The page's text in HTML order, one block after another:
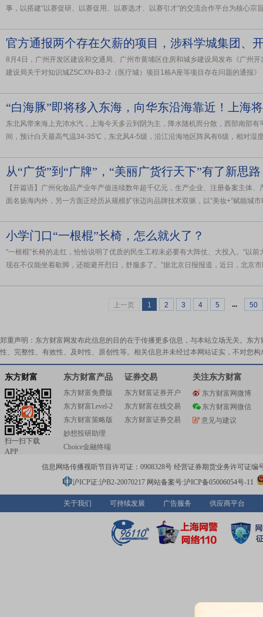
事，以搭建“以赛促研、以赛促用、以赛选才、以赛引才”的交流合作平台为核心宗
官方通报两个存在欠薪的项目，涉科学城集团、
8月4日，广州开发区建设和交通局、广州市黄埔区住房和城乡建设局发布《广州
建设局关于对知识城ZSCXN-B3-2（医疗城）项目1栋A座等项目存在问题的通报》
东北风带来海上充沛水汽，上海今天多云到阴为主，降水随机而分散，西部南部
间，预计白天最高气温34-35℃，东北风4-5级，沿江沿海地区阵风有6级，相对湿
从“广货”到“广牌”，“美丽广货行天下”有了新思
【开篇语】广州化妆品产业年产值连续数年超千亿元，生产企业、注册备案主体
面名扬海内外，另一方面正经历从规模扩张迈向品牌技术双驱，以“美妆+”赋能城市
小学门口“一根棍”长椅，怎么就火了？
“一根棍”长椅的走红，恰恰说明了优质的民生工程未必要有大阵仗、大投入。“以
现在不仅能坐着歇脚，还能避开烈日，舒服多了。”据北京日报报道，近日，北京
上一页 1 2 3 4 5 ... 50
郑重声明：东方财富网发布此信息的目的在于传播更多信息，与本站立场无关。东
性、完整性、有效性、及时性、原创性等。相关信息并未经过本网站证实，不对您
东方财富
扫一扫下载
APP
东方财富产品
东方财富免费版
东方财富Level-2
东方财富策略版
妙想投研助理
Choice金融终端
证券交易
东方财富证券开户
东方财富在线交易
东方财富证券交易
关注东方财富
东方财富网微博
东方财富网微信
意见与建议
信息网络传播视听节目许可证：0908328号 经营证券期货业务许可证编
沪ICP证:沪B2-20070217 网站备案号:沪ICP备05006054号-11
关于我们 可持续发展 广告服务 供应商平台